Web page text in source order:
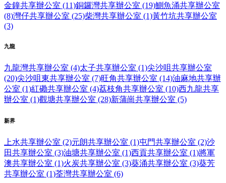
金鐘共享辦公室 (11)銅鑼灣共享辦公室 (19)鰂魚涌共享辦公室
(8)灣仔共享辦公室 (25)柴灣共享辦公室 (1)黃竹坑共享辦公室
(3)
九龍
九龍灣共享辦公室 (4)太子共享辦公室 (1)尖沙咀共享辦公室
(20)尖沙咀東共享辦公室 (7)旺角共享辦公室 (14)油麻地共享辦
公室 (1)紅磡共享辦公室 (4)荔枝角共享辦公室 (10)西九龍共享
辦公室 (1)觀塘共享辦公室 (28)新蒲崗共享辦公室 (5)
新界
上水共享辦公室 (2)元朗共享辦公室 (1)屯門共享辦公室 (2)沙
田共享辦公室 (3)油塘共享辦公室 (1)西貢共享辦公室 (1)將軍
澳共享辦公室 (1)火炭共享辦公室 (3)葵涌共享辦公室 (3)葵芳
共享辦公室 (1)荃灣共享辦公室 (6)